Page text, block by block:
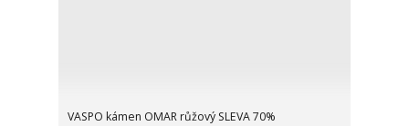
VASPO kámen OMAR růžový SLEVA 70%